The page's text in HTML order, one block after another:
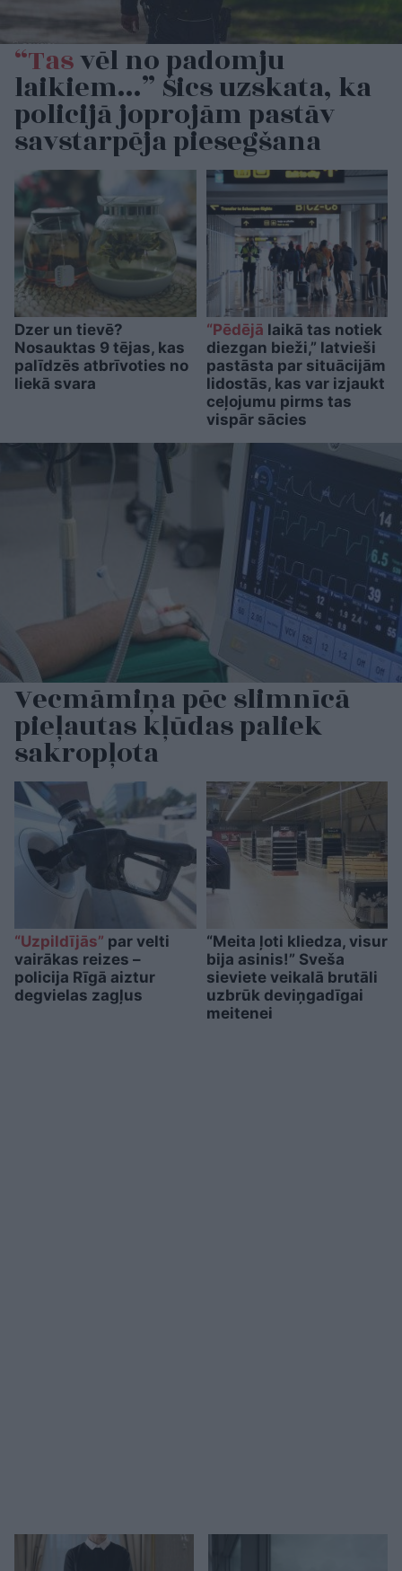
“Tasvēl no padomju
laikiem…” Šics uzskata, ka
policijā joprojām pastāv
savstarpēja piesegšana
Dzer un tievē?
Nosauktas 9 tējas, kas
palīdzēs atbrīvoties no
liekā svara
“Pēdējā laikā tas notiek
diezgan bieži,” latvieši
pastāsta par situācijām
lidostās, kas var izjaukt
ceļojumu pirms tas
vispār sācies
Vecmāmiņa pēc slimnīcā
pieļautas kļūdas paliek
sakropļota
“Uzpildījās” par velti
vairākas reizes –
policija Rīgā aiztur
degvielas zagļus
“Meita ļoti kliedza, visur
bija asinis!” Sveša
sieviete veikalā brutāli
uzbrūk deviņgadīgai
meitenei